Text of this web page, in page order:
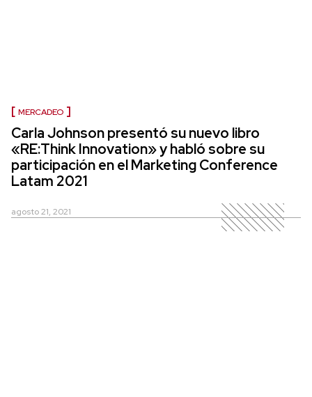
MERCADEO
Carla Johnson presentó su nuevo libro
«RE:Think Innovation» y habló sobre su
participación en el Marketing Conference
Latam 2021
agosto 21, 2021